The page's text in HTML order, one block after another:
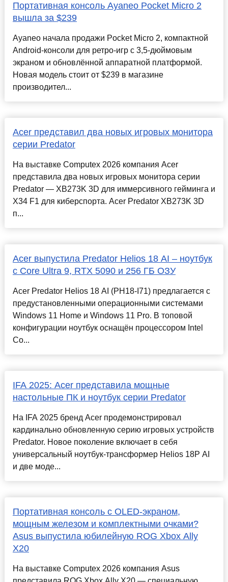
Портативная консоль Ayaneo Pocket Micro 2
вышла за $239
Ayaneo начала продажи Pocket Micro 2, компактной
Android-консоли для ретро-игр с 3,5-дюймовым
экраном и обновлённой аппаратной платформой.
Новая модель стоит от $239 в магазине
производител...
Acer представил два новых игровых монитора
серии Predator
На выставке Computex 2026 компания Acer
представила два новых игровых монитора серии
Predator — XB273K 3D для иммерсивного гейминга и
X34 F1 для киберспорта. Acer Predator XB273K 3D
п...
Acer выпустила Predator Helios 18 AI – ноутбук
с Core Ultra 9, RTX 5090 и 256 ГБ ОЗУ
Acer Predator Helios 18 AI (PH18-I71) предлагается с
предустановленными операционными системами
Windows 11 Home и Windows 11 Pro. В топовой
конфигурации ноутбук оснащён процессором Intel
Co...
IFA 2025: Acer представила мощные
настольные ПК и ноутбук серии Predator
На IFA 2025 бренд Acer продемонстрировал
кардинально обновленную серию игровых устройств
Predator. Новое поколение включает в себя
универсальный ноутбук-трансформер Helios 18P AI
и две моде...
Портативная консоль с OLED-экраном,
мощным железом и комплектными очками?
Asus выпустила юбилейную ROG Xbox Ally
X20
На выставке Computex 2026 компания Asus